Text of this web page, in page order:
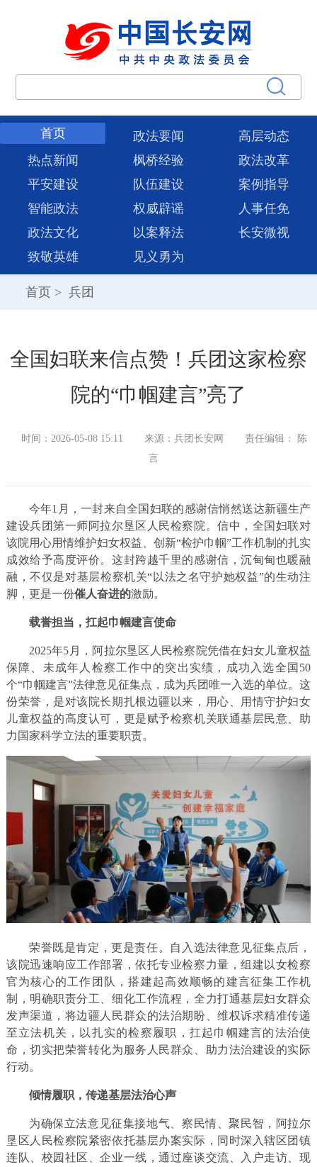
首页 政法要闻
高层动态
热点新闻
枫桥经验
政法改革
平安建设
队伍建设
案例指导
智能政法
权威辟谣
人事任免
政法文化
以案释法
长安微视
致敬英雄
见义勇为
首页 > 兵团
全国妇联来信点赞！兵团这家检察
院的“巾帼建言”亮了
时间：2026-05-08 15:11 来源：兵团长安网
责任编辑： 陈
言
今年1月，一封来自全国妇联的感谢信悄然送达新疆生产
建设兵团第一师阿拉尔垦区人民检察院。信中，全国妇联对
该院用心用情维护妇女权益、创新“检护巾帼”工作机制的扎实
成效给予高度评价。这封跨越千里的感谢信，沉甸甸也暖融
融，不仅是对基层检察机关“以法之名守护她权益”的生动注
脚，更是一份催人奋进的激励。
载誉担当，扛起巾帼建言使命
2025年5月，阿拉尔垦区人民检察院凭借在妇女儿童权益
保障、未成年人检察工作中的突出实绩，成功入选全国50
个“巾帼建言”法律意见征集点，成为兵团唯一入选的单位。这
份荣誉，是对该院长期扎根边疆以来，用心、用情守护妇女
儿童权益的高度认可，更是赋予检察机关联通基层民意、助
力国家科学立法的重要职责。
荣誉既是肯定，更是责任。自入选法律意见征集点后，
该院迅速响应工作部署，依托专业检察力量，组建以女检察
官为核心的工作团队，搭建起高效顺畅的建言征集工作机
制，明确职责分工、细化工作流程，全力打通基层妇女群众
发声渠道，将边疆人民群众的法治期盼、维权诉求精准传递
至立法机关，以扎实的检察履职，扛起巾帼建言的法治使
命，切实把荣誉转化为服务人民群众、助力法治建设的实际
行动。
倾情履职，传递基层法治心声
为确保立法意见征集接地气、察民情、聚民智，阿拉尔
垦区人民检察院紧密依托基层办案实际，同时深入辖区团镇
连队、校园社区、企业一线，通过座谈交流、入户走访、现